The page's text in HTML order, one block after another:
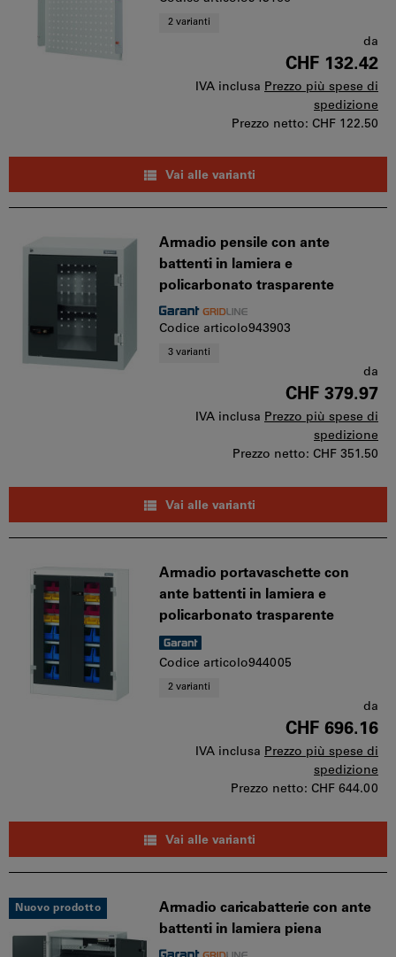
2 varianti
da
CHF 132.42
IVA inclusa Prezzo più spese di
spedizione
Prezzo netto: CHF 122.50
Vai alle varianti
Armadio pensile con ante
battenti in lamiera e
policarbonato trasparente
Codice articolo943903
3 varianti
da
CHF 379.97
IVA inclusa Prezzo più spese di
spedizione
Prezzo netto: CHF 351.50
Vai alle varianti
Armadio portavaschette con
ante battenti in lamiera e
policarbonato trasparente
Codice articolo944005
2 varianti
da
CHF 696.16
IVA inclusa Prezzo più spese di
spedizione
Prezzo netto: CHF 644.00
Vai alle varianti
Nuovo prodotto
Armadio caricabatterie con ante
battenti in lamiera piena